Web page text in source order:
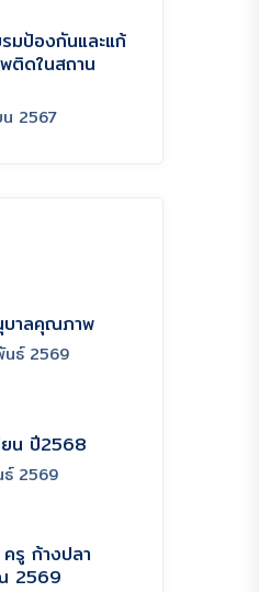
มป้องกันและแก้
ติดในสถาน
2567
บาลคุณภาพ
นธ์ 2569
ยน ปี2568
2569
รู ก้างปลา
2569